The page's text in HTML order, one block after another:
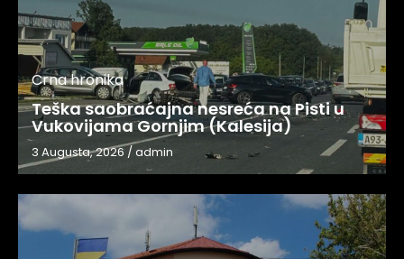
Crna hronika
Teška saobraćajna nesreća na Pisti u
Vukovijama Gornjim (Kalesija)
3 Augusta, 2026 / admin